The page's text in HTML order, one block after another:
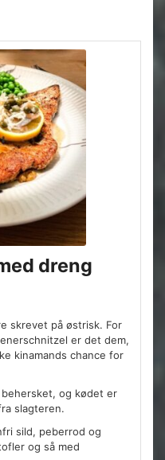
dreng
skrevet på østrisk. For
er det dem,
kinamands chance for
og kødet er
slagteren.
sild, peberrod og
og så med